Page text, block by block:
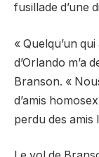
fusillade d’une
« Quelqu’un
d’Orlando m’a
Branson. «
d’amis
perdu des amis